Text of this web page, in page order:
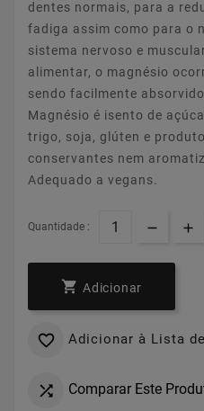
dentes normais, para a
fadiga assim como para o
sistema nervoso e
alimentar, o magnésio
sendo facilmente
Magnésio é isento de
trigo, soja, glúten e
conservantes nem
Adequado a vegans.
Quantidade :
 Adicionar
 Adicionar à Lista
 Comparar Este